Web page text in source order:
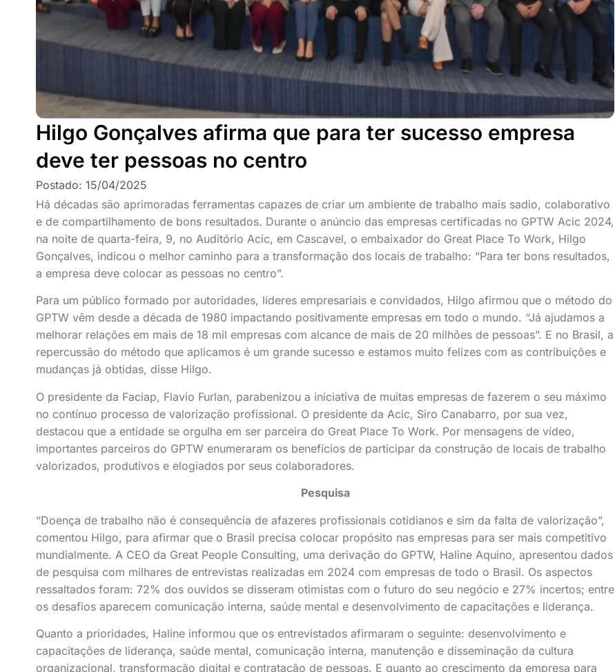
Hilgo Gonçalves afirma que para ter sucesso empresa
deve ter pessoas no centro
Postado: 15/04/2025
Há décadas são aprimoradas ferramentas capazes de criar um ambiente de trabalho mais sadio, colaborativo
e de compartilhamento de bons resultados. Durante o anúncio das empresas certificadas no GPTW Acic 2024,
na noite de quarta-feira, 9, no Auditório Acic, em Cascavel, o embaixador do Great Place To Work, Hilgo
Gonçalves, indicou o melhor caminho para a transformação dos locais de trabalho: “Para ter bons resultados,
a empresa deve colocar as pessoas no centro”.
Para um público formado por autoridades, líderes empresariais e convidados, Hilgo afirmou que o método do
GPTW vêm desde a década de 1980 impactando positivamente empresas em todo o mundo. “Já ajudamos a
melhorar relações em mais de 18 mil empresas com alcance de mais de 20 milhões de pessoas”. E no Brasil, a
repercussão do método que aplicamos é um grande sucesso e estamos muito felizes com as contribuições e
mudanças já obtidas, disse Hilgo.
O presidente da Faciap, Flavio Furlan, parabenizou a iniciativa de muitas empresas de fazerem o seu máximo
no contínuo processo de valorização profissional. O presidente da Acic, Siro Canabarro, por sua vez,
destacou que a entidade se orgulha em ser parceira do Great Place To Work. Por mensagens de vídeo,
importantes parceiros do GPTW enumeraram os benefícios de participar da construção de locais de trabalho
valorizados, produtivos e elogiados por seus colaboradores.
Pesquisa
“Doença de trabalho não é consequência de afazeres profissionais cotidianos e sim da falta de valorização”,
comentou Hilgo, para afirmar que o Brasil precisa colocar propósito nas empresas para ser mais competitivo
mundialmente. A CEO da Great People Consulting, uma derivação do GPTW, Haline Aquino, apresentou dados
de pesquisa com milhares de entrevistas realizadas em 2024 com empresas de todo o Brasil. Os aspectos
ressaltados foram: 72% dos ouvidos se disseram otimistas com o futuro do seu negócio e 27% incertos; entre
os desafios aparecem comunicação interna, saúde mental e desenvolvimento de capacitações e liderança.
Quanto a prioridades, Haline informou que os entrevistados afirmaram o seguinte: desenvolvimento e
capacitações de liderança, saúde mental, comunicação interna, manutenção e disseminação da cultura
organizacional, transformação digital e contratação de pessoas. E quanto ao crescimento da empresa para